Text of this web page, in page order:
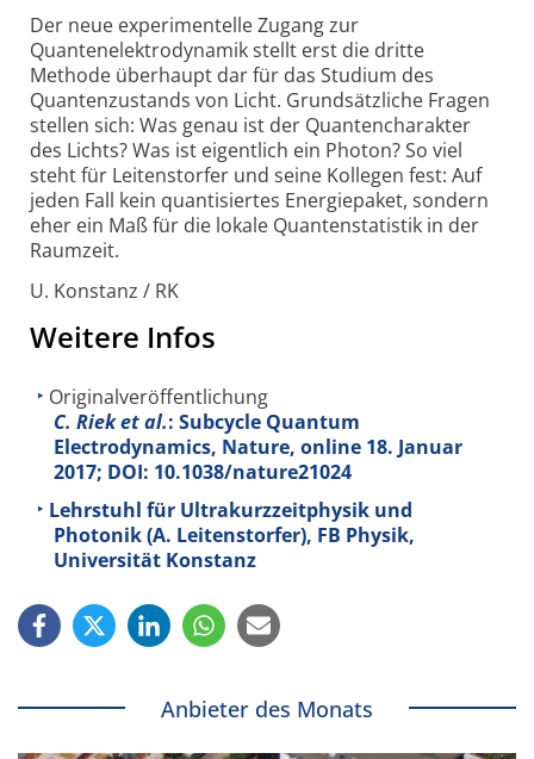
Der neue experimentelle Zugang zur
Quantenelektrodynamik stellt erst die dritte
Methode überhaupt dar für das Studium des
Quantenzustands von Licht. Grundsätzliche Fragen
stellen sich: Was genau ist der Quantencharakter
des Lichts? Was ist eigentlich ein Photon? So viel
steht für Leitenstorfer und seine Kollegen fest: Auf
jeden Fall kein quantisiertes Energiepaket, sondern
eher ein Maß für die lokale Quantenstatistik in der
Raumzeit.
U. Konstanz / RK
Weitere Infos
Originalveröffentlichung
C. Riek et al.: Subcycle Quantum
Electrodynamics, Nature, online 18. Januar
2017; DOI: 10.1038/nature21024
Lehrstuhl für Ultrakurzzeitphysik und
Photonik (A. Leitenstorfer), FB Physik,
Universität Konstanz
Anbieter des Monats